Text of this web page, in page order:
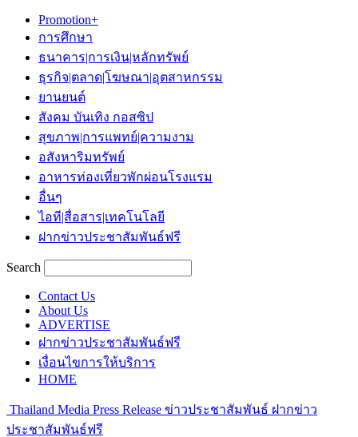
Promotion+
การศึกษา
ธนาคาร|การเงิน|หลักทรัพย์
ธุรกิจ|ตลาด|โฆษณา|อุตสาหกรรม
ยานยนต์
สังคม บันเทิง กอสซิป
สุขภาพ|การแพทย์|ความงาม
อสังหาริมทรัพย์
อาหารท่องเที่ยวพักผ่อนโรงแรม
อื่นๆ
ไอที|สื่อสาร|เทคโนโลยี
ฝากข่าวประชาสัมพันธ์ฟรี
Search
Contact Us
About Us
ADVERTISE
ฝากข่าวประชาสัมพันธ์ฟรี
เงื่อนไขการให้บริการ
HOME
Thailand Media Press Release ข่าวประชาสัมพันธ์ ฝากข่าว
ประชาสัมพันธ์ฟรี